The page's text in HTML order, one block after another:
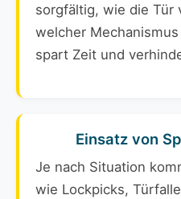
sorgfältig, wie die Tür
welcher
spart Zeit und
Einsatz von
Je nach Situation
wie Lockpicks,